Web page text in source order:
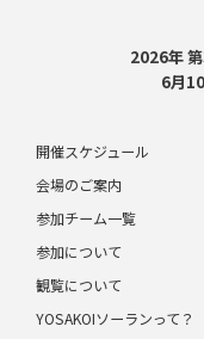
2026年
6月
開催スケジュール
会場のご案内
参加チーム一覧
参加について
観覧について
YOSAKOIソーランって？